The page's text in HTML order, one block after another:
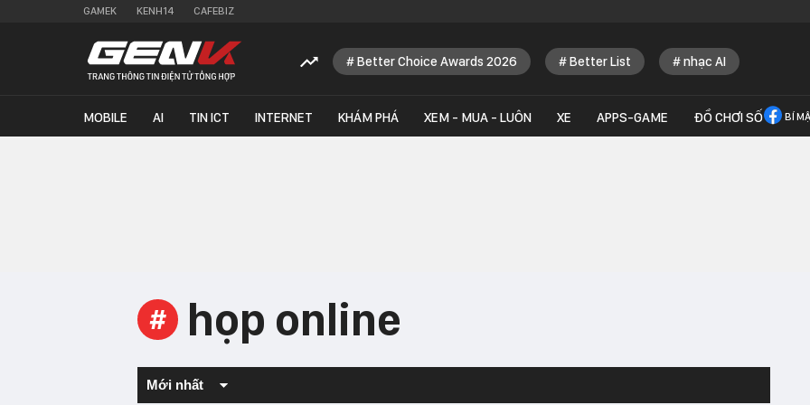
GAMEK KENH14 CAFEBIZ
Better Choice Awards 2026 Better List nhạc AI
MOBILE AI TIN ICT INTERNET KHÁM PHÁ XEM - MUA - LUÔN XE APPS-GAME ĐỒ CHƠI SỐ BÍ
# họp online
Mới nhất